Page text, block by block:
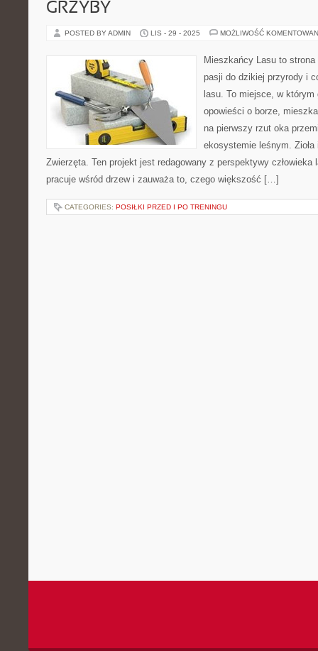
GRZYBY
POSTED BY ADMIN LIS - 29 - 2025 MOŻLIWOŚĆ
Mieszkańcy Lasu to
pasji do dzikiej przyrody i
lasu. To miejsce, w
opowieści o borze,
na pierwszy rzut oka
ekosystemie leśnym.
Zwierzęta. Ten projekt jest redagowany z perspektywy człowieka
pracuje wśród drzew i zauważa to, czego większość […]
CATEGORIES: POSIŁKI PRZED I PO TRENINGU